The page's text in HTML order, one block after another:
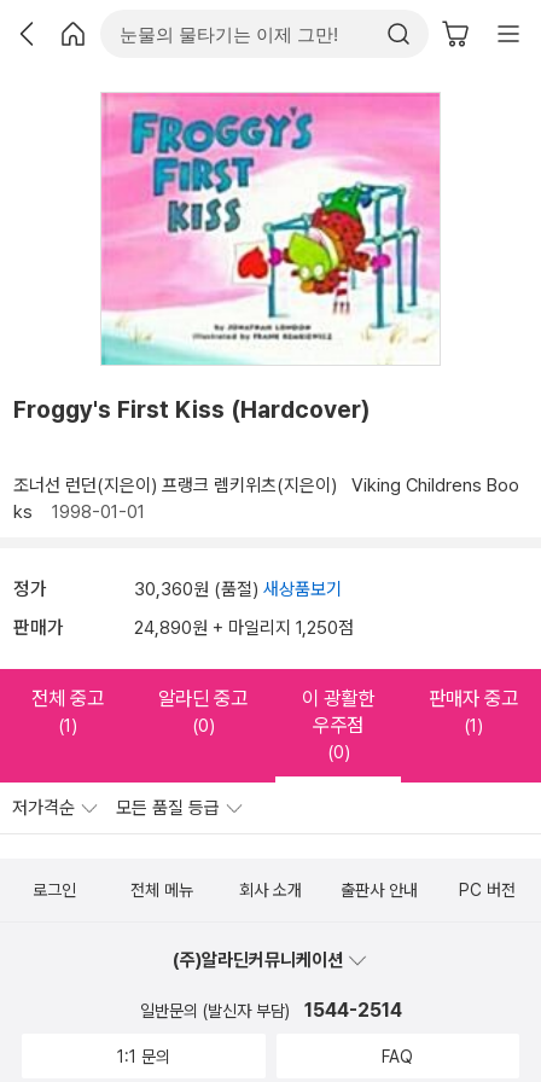
Froggy's First Kiss (Hardcover)
조너선 런던(지은이) 프랭크 렘키위츠(지은이)
Viking Childrens Boo
ks
1998-01-01
정가 30,360원 (품절) 새상품보기
판매가 24,890원 + 마일리지 1,250점
전체 중고
(1)
알라딘 중고
(0)
이 광활한
우주점
(0)
판매자 중고
(1)
저가격순 모든 품질 등급
로그인 전체 메뉴 회사 소개 출판사 안내 PC 버전
(주)알라딘커뮤니케이션
일반문의 (발신자 부담) 1544-2514
1:1 문의 FAQ